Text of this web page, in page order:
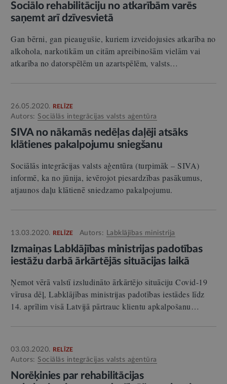
Sociālo rehabilitāciju no atkarībām varēs
saņemt arī dzīvesvietā
Gan bērni, gan pieaugušie, kuriem izveidojusies atkarība no
alkohola, narkotikām un citām apreibinošām vielām vai
atkarība no datorspēlēm un azartspēlēm, valsts…
26.05.2020. RELĪZE
Autors: Sociālās integrācijas valsts aģentūra
SIVA no nākamās nedēļas daļēji atsāks
klātienes pakalpojumu sniegšanu
Sociālās integrācijas valsts aģentūra (turpimāk – SIVA)
informē, ka no jūnija, ievērojot piesardzības pasākumus,
atjaunos daļu klātienē sniedzamo pakalpojumu.
13.03.2020. RELĪZE Autors: Labklājības ministrija
Izmaiņas Labklājības ministrijas padotības
iestāžu darbā ārkārtējās situācijas laikā
Ņemot vērā valstī izsludināto ārkārtējo situāciju Covid-19
vīrusa dēļ, Labklājības ministrijas padotības iestādes līdz
14. aprīlim visā Latvijā pārtrauc klientu apkalpošanu…
03.03.2020. RELĪZE
Autors: Sociālās integrācijas valsts aģentūra
Norēķinies par rehabilitācijas